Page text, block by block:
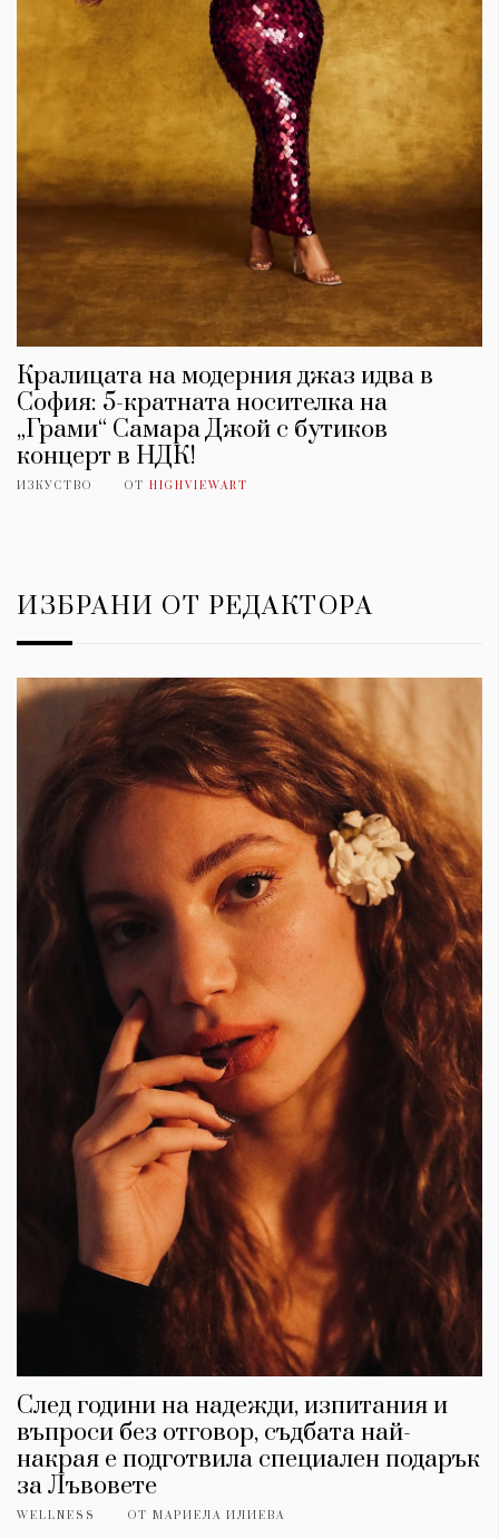
Кралицата на модерния джаз идва в
София: 5-кратната носителка на
„Грами“ Самара Джой с бутиков
концерт в НДК!
ИЗКУСТВО ОТ HIGHVIEWART
ИЗБРАНИ ОТ РЕДАКТОРА
След години на надежди, изпитания и
въпроси без отговор, съдбата най-
накрая е подготвила специален подарък
за Лъвовете
WELLNESS ОТ МАРИЕЛА ИЛИЕВА